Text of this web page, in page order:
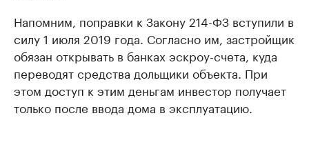
Напомним, поправки к Закону 214-ФЗ вступили в
силу 1 июля 2019 года. Согласно им, застройщик
обязан открывать в банках эскроу-счета, куда
переводят средства дольщики объекта. При
этом доступ к этим деньгам инвестор получает
только после ввода дома в эксплуатацию.